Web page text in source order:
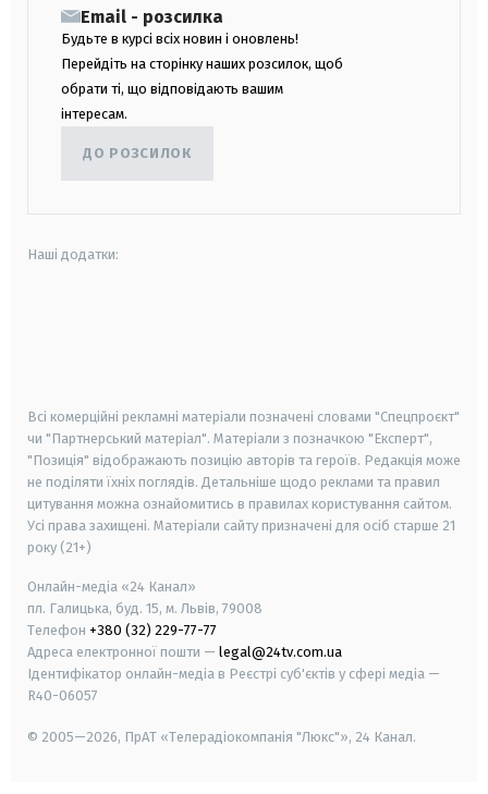
Email - розсилка
Будьте в курсі всіх новин і оновлень!
Перейдіть на сторінку наших розсилок, щоб
обрати ті, що відповідають вашим
інтересам.
ДО РОЗСИЛОК
Наші додатки:
Всі комерційні рекламні матеріали позначені словами "Спецпроєкт"
чи "Партнерський матеріал". Матеріали з позначкою "Експерт",
"Позиція" відображають позицію авторів та героїв. Редакція може
не поділяти їхніх поглядів. Детальніше щодо реклами та правил
цитування можна ознайомитись в правилах користування сайтом.
Усі права захищені. Матеріали сайту призначені для осіб старше 21
року (21+)
Онлайн-медіа «24 Канал»
пл. Галицька, буд. 15, м. Львів, 79008
Телефон +380 (32) 229-77-77
Адреса електронної пошти — legal@24tv.com.ua
Ідентифікатор онлайн-медіа в Реєстрі суб'єктів у сфері медіа —
R40-06057
© 2005—2026, ПрАТ «Телерадіокомпанія "Люкс"», 24 Канал.